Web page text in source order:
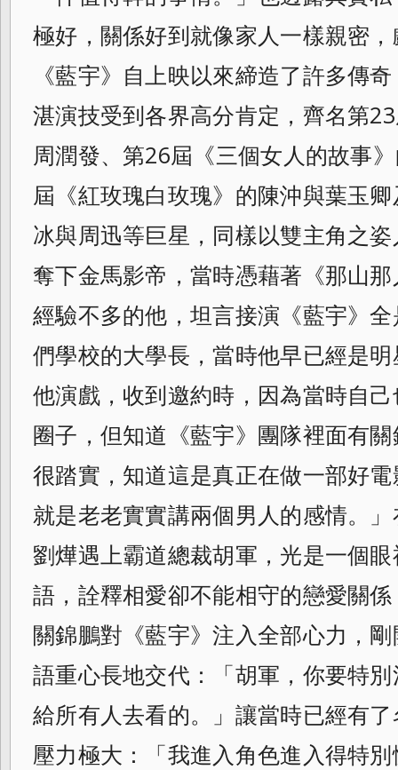
極好， 關係好到就像家人一樣親密
《藍宇》 自上映以來締造了許多傳
湛演技受到各界高分肯定，齊名第
周潤發、第26屆《三個女人的故事
屆《紅玫瑰白玫瑰》的陳沖與葉玉
冰與周迅等巨星，同樣以雙主角之
奪下金馬影帝，當時憑藉著《那山
經驗不多的他，坦言接演《藍宇》
們學校的大學長，當時他早已經是
他演戲，收到邀約時，因為當時自
圈子，但知道《藍宇》團隊裡面有
很踏實，知道這是真正在做一部好
就是老老實實講兩個男人的感情。」
劉燁遇上霸道總裁胡軍， 光是一個
語， 詮釋相愛卻不能相守的戀愛關
關錦鵬對《藍宇》注入全部心力，
語重心長地交代：
「胡軍，你要特
給所有人去看的。」 讓當時已經有
壓力極大：「我進入角色進入得特